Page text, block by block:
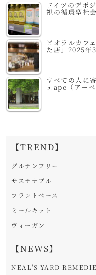
ドイツのデポ
視の循環型社
ビオラルカフ
た店」2025年
すべての人に
ェape（アー
【TREND】
グルテンフリー
サステナブル
プラントベース
ミールキット
ヴィーガン
【NEWS】
NEAL'S YARD